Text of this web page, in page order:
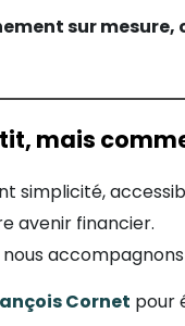
sur
mais
simplicité,
avenir financier.
nous
Cornet pour